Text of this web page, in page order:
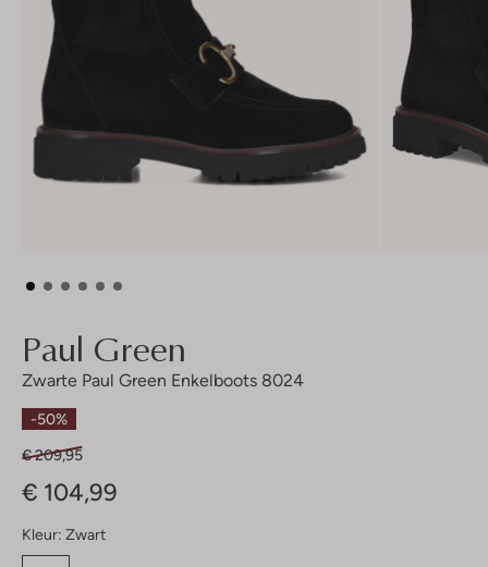
Paul Green
Zwarte Paul Green Enkelboots 8024
-50%
€ 209,95
€ 104,99
Kleur: Zwart